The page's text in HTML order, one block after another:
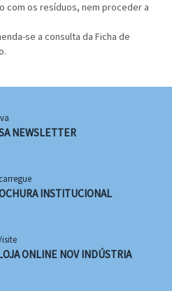
com os resíduos, nem proceder a
se a consulta da Ficha de
NEWSLETTER
INSTITUCIONAL
ONLINE NOV INDÚSTRIA